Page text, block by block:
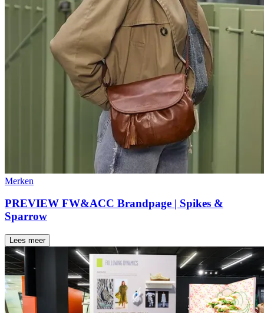
Merken
PREVIEW FW&ACC Brandpage | Spikes &
Sparrow
Lees meer